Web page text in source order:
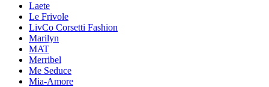
Laete
Le Frivole
LivCo Corsetti Fashion
Marilyn
MAT
Merribel
Me Seduce
Mia-Amore